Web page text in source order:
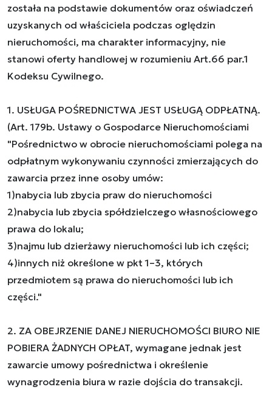
została na podstawie dokumentów oraz oświadczeń
uzyskanych od właściciela podczas oględzin
nieruchomości, ma charakter informacyjny, nie
stanowi oferty handlowej w rozumieniu Art.66 par.1
Kodeksu Cywilnego.
1. USŁUGA POŚREDNICTWA JEST USŁUGĄ ODPŁATNĄ.
(Art. 179b. Ustawy o Gospodarce Nieruchomościami
"Pośrednictwo w obrocie nieruchomościami polega na
odpłatnym wykonywaniu czynności zmierzających do
zawarcia przez inne osoby umów:
1)nabycia lub zbycia praw do nieruchomości
2)nabycia lub zbycia spółdzielczego własnościowego
prawa do lokalu;
3)najmu lub dzierżawy nieruchomości lub ich części;
4)innych niż określone w pkt 1–3, których
przedmiotem są prawa do nieruchomości lub ich
części."
2. ZA OBEJRZENIE DANEJ NIERUCHOMOŚCI BIURO NIE
POBIERA ŻADNYCH OPŁAT, wymagane jednak jest
zawarcie umowy pośrednictwa i określenie
wynagrodzenia biura w razie dojścia do transakcji.